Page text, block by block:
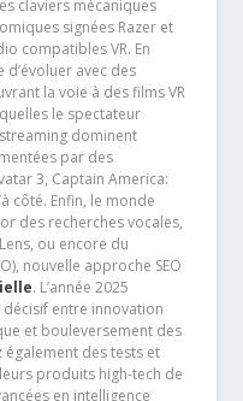
claviers mécaniques
signées Razer et
compatibles VR. En
avec des
la voie à des films VR
le spectateur
dominent
par des
3, Captain America:
côté. Enfin, le monde
des recherches vocales,
ou encore du
nouvelle approche SEO
. L’année 2025
décisif entre innovation
et bouleversement des
des tests et
produits high-tech de
en intelligence